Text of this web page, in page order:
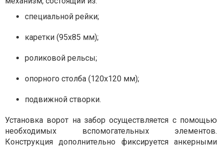
специальной рейки;
каретки (95х85 мм);
роликовой рельсы;
опорного столба (120х120 мм);
подвижной створки.
Установка ворот на забор осуществляется с помощью
необходимых вспомогательных элементов.
Конструкция дополнительно фиксируется анкерными